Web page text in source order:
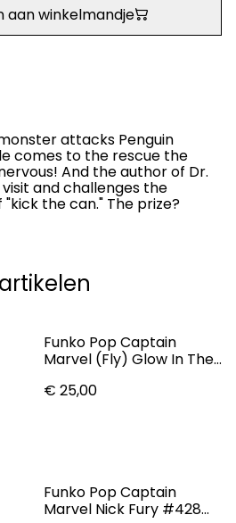
aan winkelmandje
attacks Penguin
comes to the rescue the
And the author of Dr.
and challenges the
the can." The prize?
Funko Pop Captain
Marvel (Fly) Glow In The
€ 25,00
Funko Pop Captain
Marvel Nick Fury #428